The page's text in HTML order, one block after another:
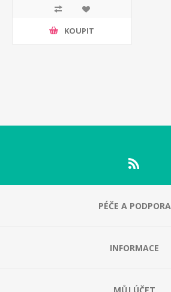
KOUPIT
PÉČE A PODPORA
INFORMACE
MŮJ ÚČET